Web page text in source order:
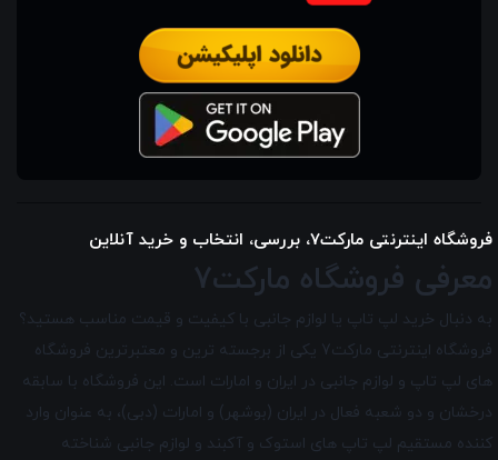
فروشگاه اینترنتی مارکت7، بررسی، انتخاب و خرید آنلاین
معرفی فروشگاه مارکت7
به دنبال خرید لپ تاپ یا لوازم جانبی با کیفیت و قیمت مناسب هستید؟
فروشگاه اینترنتی مارکت7 یکی از برجسته ترین و معتبرترین فروشگاه
های لپ تاپ و لوازم جانبی در ایران و امارات است. این فروشگاه با سابقه
درخشان و دو شعبه فعال در ایران (بوشهر) و امارات (دبی)، به عنوان وارد
کننده مستقیم لپ تاپ های استوک و آکبند و لوازم جانبی شناخته